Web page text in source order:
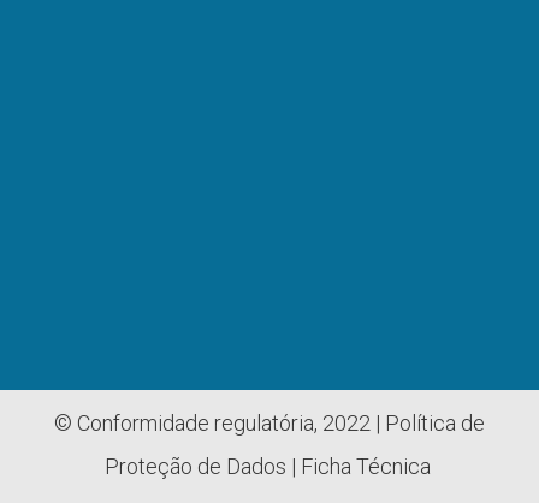
© Conformidade regulatória, 2022 | Política de
Proteção de Dados | Ficha Técnica